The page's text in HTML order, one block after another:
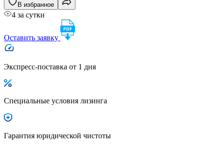
В избранное
4 за сутки
Оставить заявку
Экспресс-поставка от 1 дня
Специальные условия лизинга
Гарантия юридической чистоты